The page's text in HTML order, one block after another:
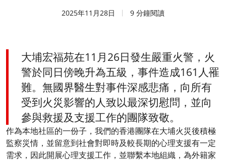
2025年11月28日 9 分鐘閱讀
大埔宏福苑在11月26日發生嚴重火警，火
警於同日傍晚升為五級，事件造成161人罹
難。無國界醫生對事件深感悲痛，向所有
受到火災影響的人致以最深切慰問，並向
參與救援及支援工作的團隊致敬。
作為本地社區的一份子，我們的香港團隊在大埔火災後積極
監察災情，並留意到社會對即時及較長期的心理支援有一定
需求，因此開展心理支援工作，並聯繫本地組織，為外籍家